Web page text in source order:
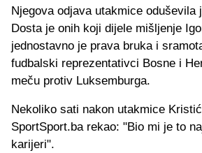
Njegova odjava utakmice oduševila
Dosta je onih koji dijele mišljenje
jednostavno je prava bruka i
fudbalski reprezentativci Bosne i
meču protiv Luksemburga.
Nekoliko sati nakon utakmice
SportSport.ba rekao: "Bio mi je to
karijeri".